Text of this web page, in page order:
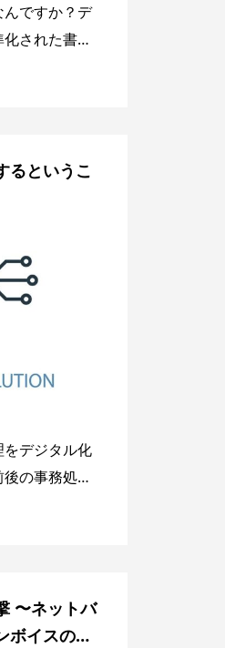
ですか？デ
された書式
を用いて、
ータのセッ
こと
るというこ
デジタル化
の事務処理
るというこ
てしまう。
ジタルデー
〜ネットバ
ボイスの融